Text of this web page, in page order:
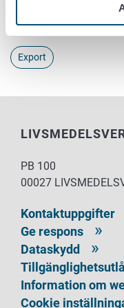
Nyckelord
Export
PB 100
00027
Kontaktuppgifter
Ge respons
Dataskydd
Information om
Cookie